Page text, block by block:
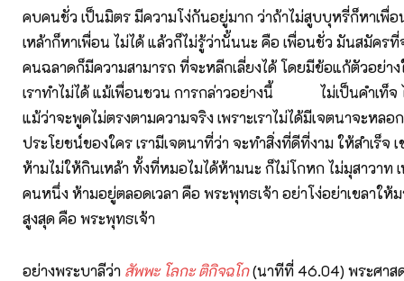
คบคนชั่ว เป็นมิตร มีความโง่กันอยู่มาก ว่าถ้าไม่สูบบุหรี่ก็หาเพื่อ
เหล้าก็หาเพื่อน ไม่ได้ แล้วก็ไม่รู้ว่านั้นนะ คือ เพื่อนชั่ว มันสมัคร
คนฉลาดก็มีความสามารถ ที่จะหลีกเลี่ยงได้ โดยมีข้อแก้ตัวอย่า
เราทำไม่ได้ แม้เพื่อนชวน การกล่าวอย่างนี้ ไม่เป็นคำเท็จ
แม้ว่าจะพูดไม่ตรงตามความจริง เพราะเราไม่ได้มีเจตนาจะหลอ
ประโยชน์ของใคร เรามีเจตนาที่ว่า จะทำสิ่งที่ดีที่งาม ให้สำเร็จ
ห้ามไม่ให้กินเหล้า ทั้งที่หมอไมได้ห้ามนะ ก็ไม่โกหก ไม่มุสาวาท
คนหนึ่ง ห้ามอยู่ตลอดเวลา คือ พระพุทธเจ้า อย่าโง่อย่าเขลาให้
สูงสุด คือ พระพุทธเจ้า
อย่างพระบาลีว่า สัพพะ โลกะ ติกิจฉโก(นาทีที่ 46.04) พระศาส